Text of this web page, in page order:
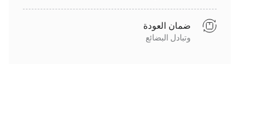
ضمان العودة
وتبادل البضائع